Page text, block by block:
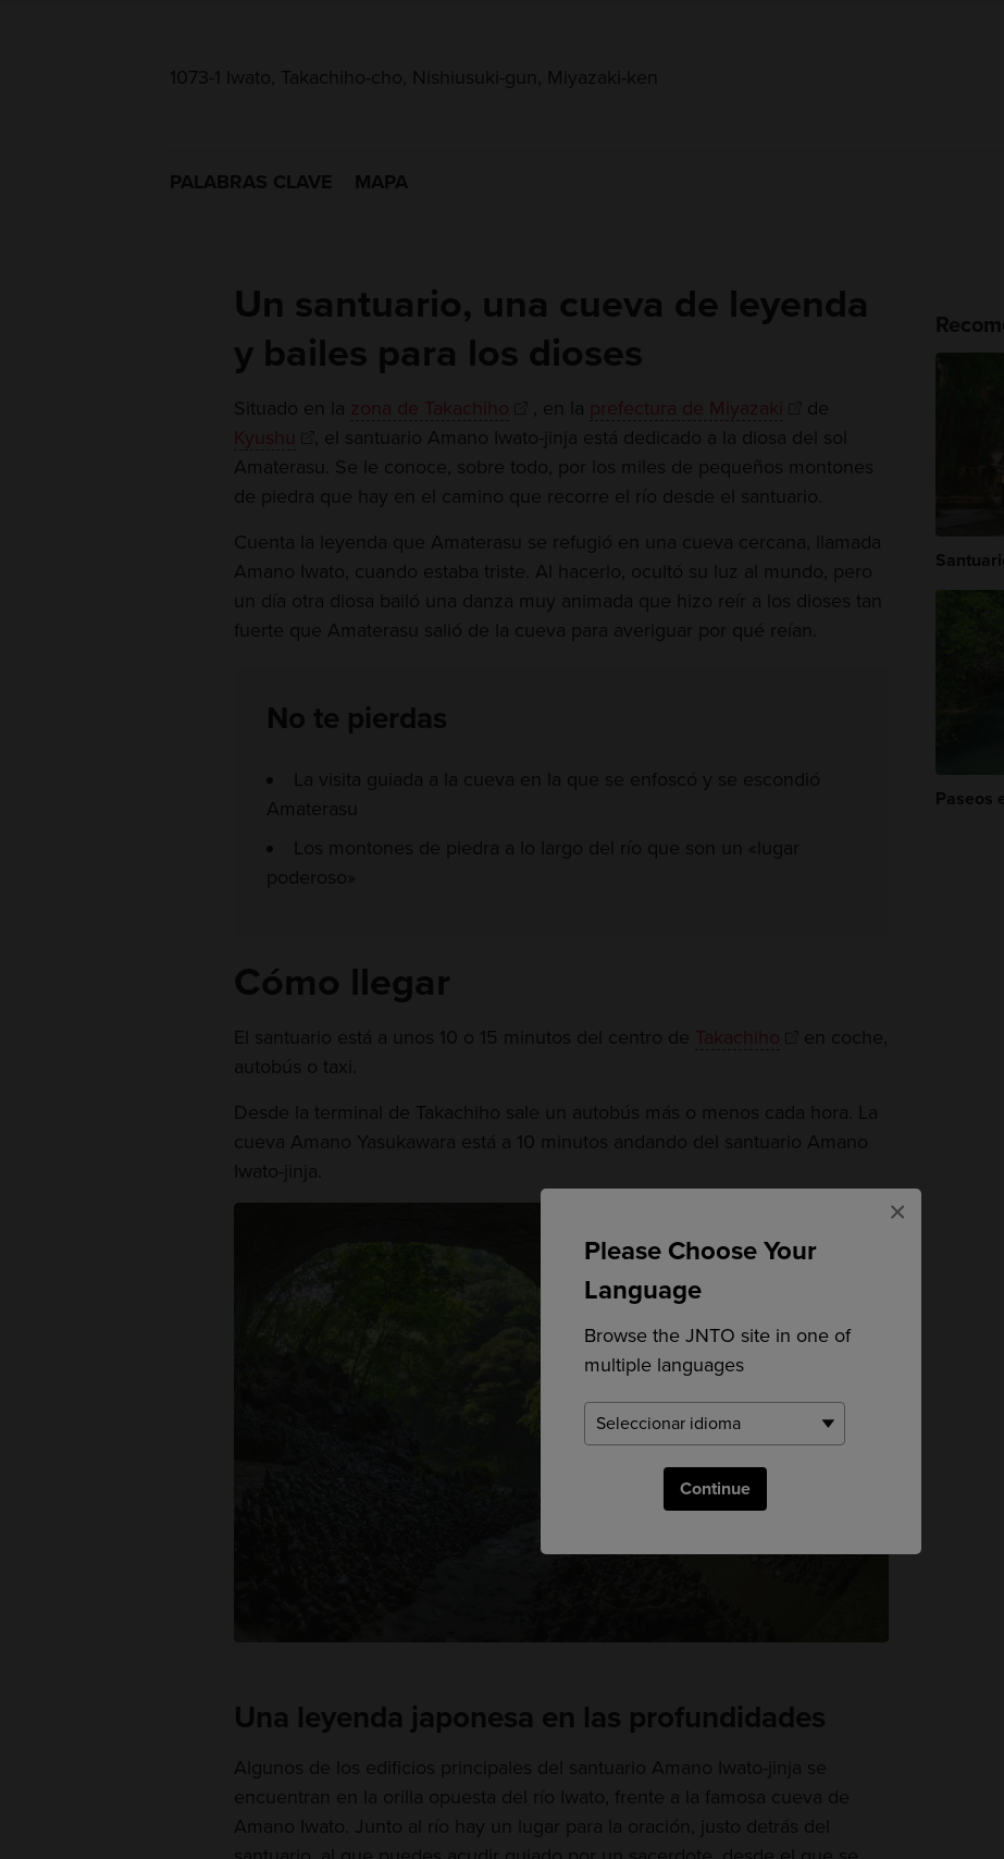
Please Choose Your
Language
Browse the JNTO site in one of
multiple languages
Continue
×
1073-1 Iwato, Takachiho-cho, Nishiusuki-gun, Miyazaki-ken
PALABRAS CLAVE MAPA
Un santuario, una cueva de leyenda
y bailes para los dioses
Situado en la zona de Takachiho , en la prefectura de Miyazaki
de
Kyushu
, el santuario Amano Iwato-jinja está dedicado a la diosa del sol
Amaterasu. Se le conoce, sobre todo, por los miles de pequeños montones
de piedra que hay en el camino que recorre el río desde el santuario.
Cuenta la leyenda que Amaterasu se refugió en una cueva cercana, llamada
Amano Iwato, cuando estaba triste. Al hacerlo, ocultó su luz al mundo, pero
un día otra diosa bailó una danza muy animada que hizo reír a los dioses tan
fuerte que Amaterasu salió de la cueva para averiguar por qué reían.
No te pierdas
La visita guiada a la cueva en la que se enfoscó y se escondió
Amaterasu
Los montones de piedra a lo largo del río que son un «lugar
poderoso»
Cómo llegar
El santuario está a unos 10 o 15 minutos del centro de Takachiho
en coche,
autobús o taxi.
Desde la terminal de Takachiho sale un autobús más o menos cada hora. La
cueva Amano Yasukawara está a 10 minutos andando del santuario Amano
Iwato-jinja.
Una leyenda japonesa en las profundidades
Algunos de los edificios principales del santuario Amano Iwato-jinja se
encuentran en la orilla opuesta del río Iwato, frente a la famosa cueva de
Amano Iwato. Junto al río hay un lugar para la oración, justo detrás del
Paseos